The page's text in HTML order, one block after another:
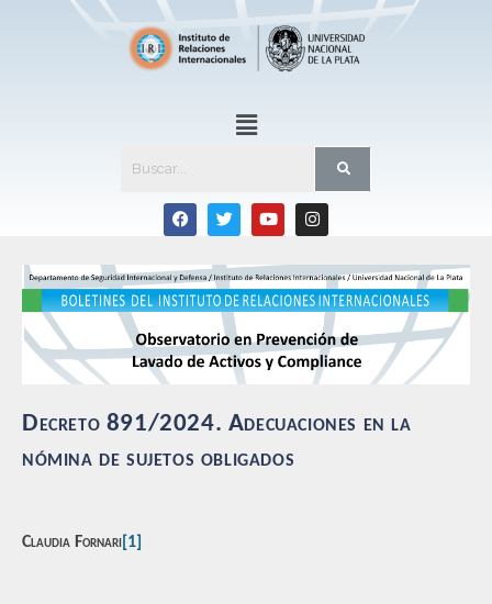
Decreto 891/2024. Adecuaciones en la
nómina de sujetos obligados
Claudia Fornari [1]